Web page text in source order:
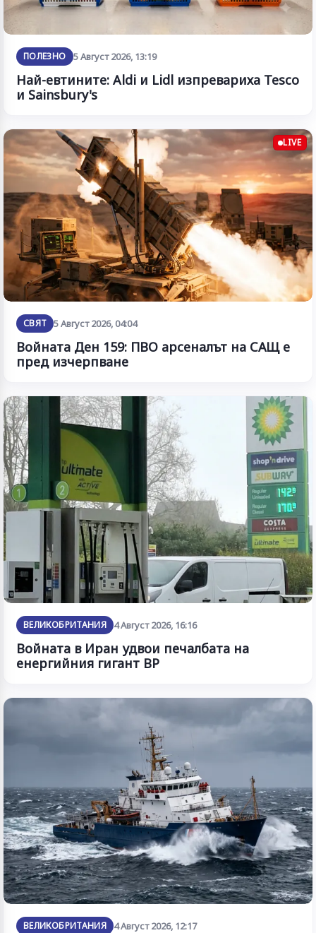
ПОЛЕЗНО 5 Август 2026, 13:19
Най-евтините: Aldi и Lidl изпревариха Tesco
и Sainsbury's
LIVE
СВЯТ 5 Август 2026, 04:04
Войната Ден 159: ПВО арсеналът на САЩ е
пред изчерпване
ВЕЛИКОБРИТАНИЯ 4 Август 2026, 16:16
Войната в Иран удвои печалбата на
енергийния гигант BP
ВЕЛИКОБРИТАНИЯ 4 Август 2026, 12:17